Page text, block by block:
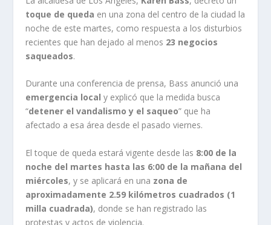
toque de queda en una zona del centro de la ciudad la
noche de este martes, como respuesta a los disturbios
recientes que han dejado al menos 23 negocios
saqueados.
Durante una conferencia de prensa, Bass anunció una
emergencia local y explicó que la medida busca
“detener el vandalismo y el saqueo” que ha
afectado a esa área desde el pasado viernes.
El toque de queda estará vigente desde las 8:00 de la
noche del martes hasta las 6:00 de la mañana del
miércoles, y se aplicará en una zona de
aproximadamente 2.59 kilómetros cuadrados (1
milla cuadrada), donde se han registrado las
protestas y actos de violencia.